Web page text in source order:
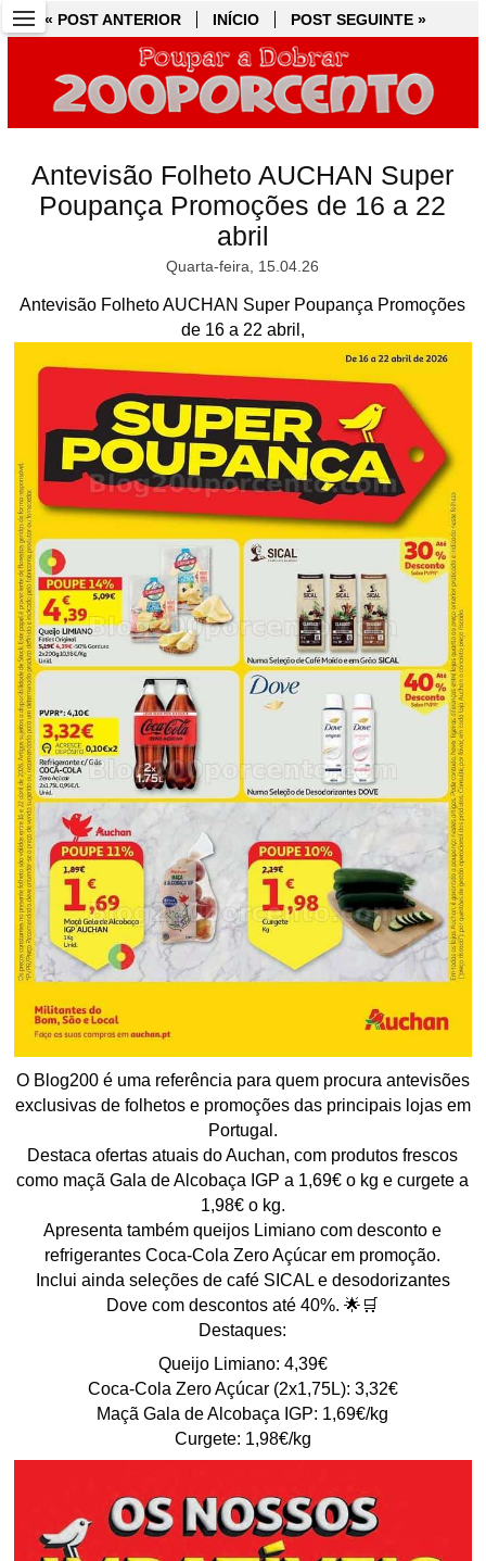
« POST ANTERIOR INÍCIO POST SEGUINTE »
Antevisão Folheto AUCHAN Super
Poupança Promoções de 16 a 22
abril
Quarta-feira, 15.04.26
Antevisão Folheto AUCHAN Super Poupança Promoções
de 16 a 22 abril,
O Blog200 é uma referência para quem procura antevisões
exclusivas de folhetos e promoções das principais lojas em
Portugal.
Destaca ofertas atuais do Auchan, com produtos frescos
como maçã Gala de Alcobaça IGP a 1,69€ o kg e curgete a
1,98€ o kg.
Apresenta também queijos Limiano com desconto e
refrigerantes Coca-Cola Zero Açúcar em promoção.
Inclui ainda seleções de café SICAL e desodorizantes
Dove com descontos até 40%. 🌟🛒
Destaques:
Queijo Limiano: 4,39€
Coca-Cola Zero Açúcar (2x1,75L): 3,32€
Maçã Gala de Alcobaça IGP: 1,69€/kg
Curgete: 1,98€/kg
« POST ANTERIOR INÍCIO POST SEGUINTE »